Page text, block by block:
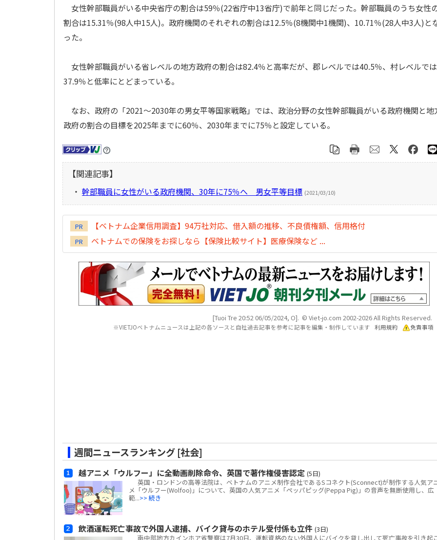
女性幹部職員がいる中央省庁の割合は59％(22省庁中13省庁)で前年と同じだった。幹部職員のうち女性
割合は15.31％(98人中15人)。政府機関のそれぞれの割合は12.5％(8機関中1機関)、10.71％(28人中3人)と
った。
女性幹部職員がいる省レベルの地方政府の割合は82.4％と高率だが、郡レベルでは40.5％、村レベルでは
37.9％と低率にとどまっている。
なお、政府の「2021～2030年の男女平等国家戦略」では、政治分野の女性幹部職員がいる政府機関と地
政府の割合の目標を2025年までに60％、2030年までに75％と設定している。
【関連記事】
・ 幹部職員に女性がいる政府機関、30年に75％へ 男女平等目標 (2021/03/10)
PR 【ベトナム企業信用調査】94万社対応、借入額の推移、不良債権額、信用格付
PR ベトナムでの保険をお探しなら【保険比較サイト】医療保険など ...
[Tuoi Tre 20:52 06/05/2024, O]. © Viet-jo.com 2002-2026 All Rights Reserved.
※VIETJOベトナムニュースは上記の各ソースと自社過去記事を参考に記事を編集・制作しています 利用規約 免責事項
週間ニュースランキング [社会]
越アニメ「ウルフー」に全動画削除命令、英国で著作権侵害認定 (5日)
英国・ロンドンの高等法院は、ベトナムのアニメ制作会社であるSコネクト(Sconnect)が制作する人気ア
メ「ウルフー(Wolfoo)」について、英国の人気アニメ「ペッパピッグ(Peppa Pig)」の音声を無断使用し、広
範...>> 続き
飲酒運転死亡事故で外国人逮捕、バイク貸与のホテル受付係も立件 (3日)
南中部地方カインホア省警察は7月30日、運転資格のない外国人にバイクを貸し出して死亡事故を引き起